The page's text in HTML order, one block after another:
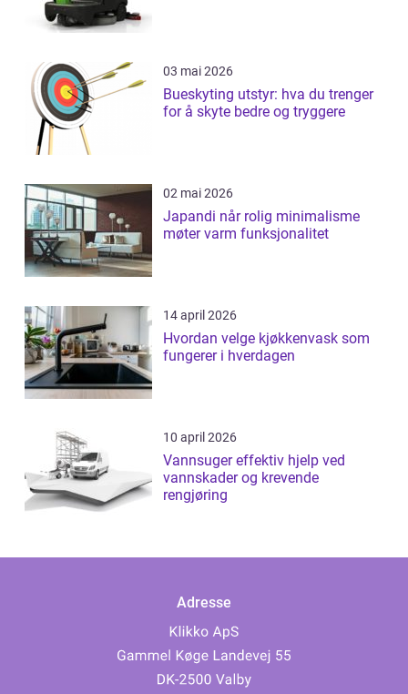
03 mai 2026
Bueskyting utstyr: hva du trenger
for å skyte bedre og tryggere
02 mai 2026
Japandi når rolig minimalisme
møter varm funksjonalitet
14 april 2026
Hvordan velge kjøkkenvask som
fungerer i hverdagen
10 april 2026
Vannsuger effektiv hjelp ved
vannskader og krevende
rengjøring
Adresse